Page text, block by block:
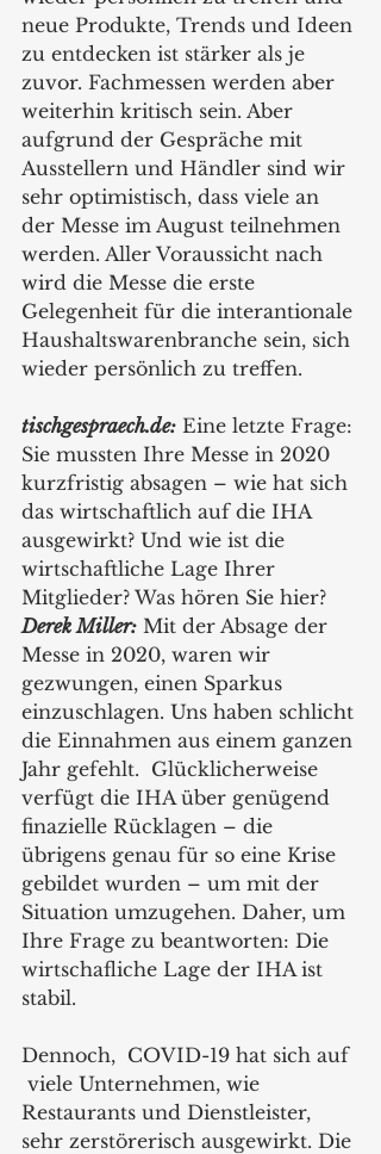
neue Produkte, Trends und Ideen
zu entdecken ist stärker als je
zuvor. Fachmessen werden aber
weiterhin kritisch sein. Aber
aufgrund der Gespräche mit
Ausstellern und Händler sind wir
sehr optimistisch, dass viele an
der Messe im August teilnehmen
werden. Aller Voraussicht nach
wird die Messe die erste
Gelegenheit für die interantionale
Haushaltswarenbranche sein, sich
wieder persönlich zu treffen.
tischgespraech.de: Eine letzte Frage:
Sie mussten Ihre Messe in 2020
kurzfristig absagen – wie hat sich
das wirtschaftlich auf die IHA
ausgewirkt? Und wie ist die
wirtschaftliche Lage Ihrer
Mitglieder? Was hören Sie hier?
Derek Miller: Mit der Absage der
Messe in 2020, waren wir
gezwungen, einen Sparkus
einzuschlagen. Uns haben schlicht
die Einnahmen aus einem ganzen
Jahr gefehlt.  Glücklicherweise
verfügt die IHA über genügend
finazielle Rücklagen – die
übrigens genau für so eine Krise
gebildet wurden – um mit der
Situation umzugehen. Daher, um
Ihre Frage zu beantworten: Die
wirtschafliche Lage der IHA ist
stabil.
Dennoch,  COVID-19 hat sich auf
viele Unternehmen, wie
Restaurants und Dienstleister,
sehr zerstörerisch ausgewirkt. Die